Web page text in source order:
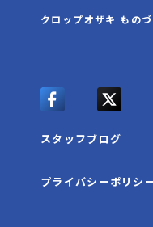
クロップオザキ もの
スタッフブログ
プライバシーポリシ